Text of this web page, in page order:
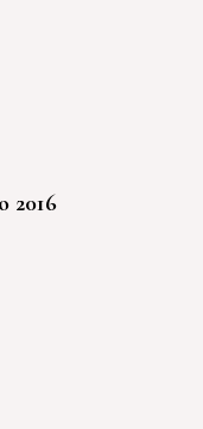
2016